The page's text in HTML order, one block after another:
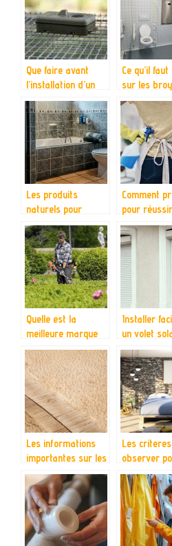
Que faire avant
l’installation d’un
piege connecte ?
Ce qu’il
sur les
sanitaires
Les produits
naturels pour
nettoyer votre
toilette
Comment
pour
nettoyage
maison ?
Quelle est la
meilleure marque
de
debroussailleuse :
Guide d’achat et
conseils
Installer
un volet
maison
Volet
Les informations
importantes sur les
chemins en bois
Les
observer
choisir
matelas